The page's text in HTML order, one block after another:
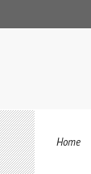
Home